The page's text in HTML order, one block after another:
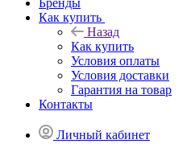
Бренды
Как купить
Назад
Как купить
Условия оплаты
Условия доставки
Гарантия на товар
Контакты
Личный кабинет